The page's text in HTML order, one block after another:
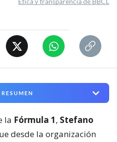
la Fórmula 1, Stefano
desde la organización